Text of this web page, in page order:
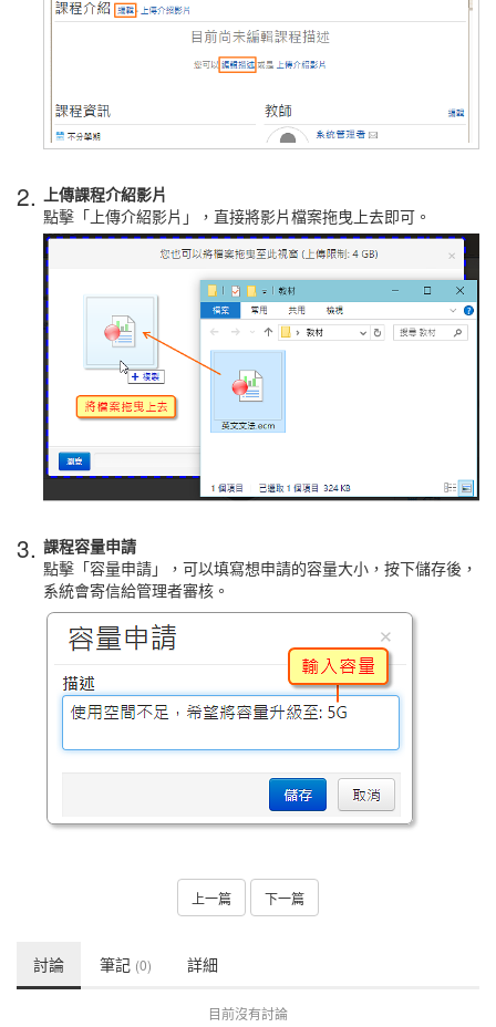
2.
上傳課程介紹影片
點擊「上傳介紹影片」，直接將影片檔案拖曳上去即可。
3. 課程容量申請
點擊「容量申請」，可以填寫想申請的容量大小，按下儲存後，
系統會寄信給管理者審核。
上一篇 下一篇
討論 筆記 (0) 詳細
目前沒有討論